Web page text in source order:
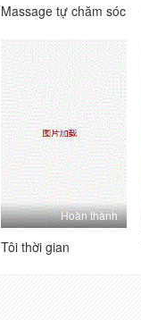
Massage tự chăm sóc
Hoàn thành
Tôi thời gian